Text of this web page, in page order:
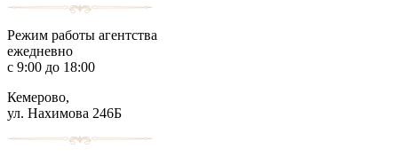
Режим работы агентства
ежедневно
с 9:00 до 18:00
Кемерово,
ул. Нахимова 246Б